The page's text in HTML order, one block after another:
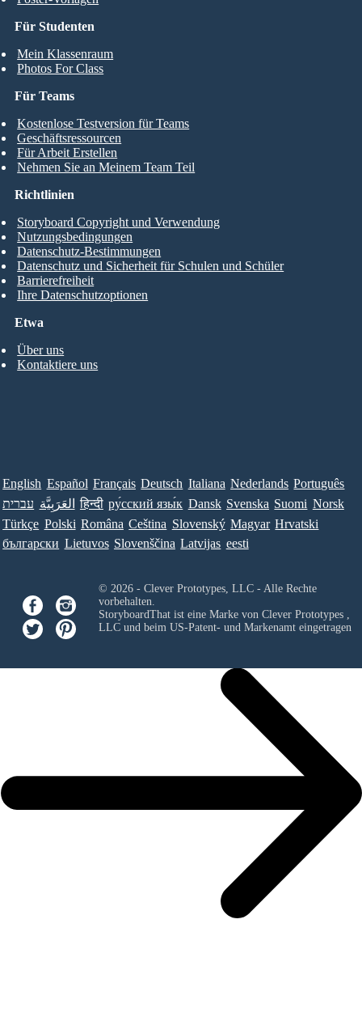
Für Studenten
Mein Klassenraum
Photos For Class
Für Teams
Kostenlose Testversion für Teams
Geschäftsressourcen
Für Arbeit Erstellen
Nehmen Sie an Meinem Team Teil
Etwa
Über uns
Kontaktiere uns
Richtlinien
Storyboard Copyright und Verwendung
Nutzungsbedingungen
Datenschutz-Bestimmungen
Datenschutz und Sicherheit für Schulen und Schüler
Barrierefreiheit
Ihre Datenschutzoptionen
English Español Français Deutsch Italiana Nederlands Português
עברית العَرَبِيَّة हिन्दी ру́сский язы́к Dansk Svenska Suomi Norsk
Türkçe Polski Româna Ceština Slovenský Magyar Hrvatski
български Lietuvos Slovenščina Latvijas eesti
© 2026 - Clever Prototypes, LLC - Alle Rechte
vorbehalten.
StoryboardThat ist eine Marke von Clever Prototypes ,
LLCund beim US-Patent- und Markenamt eingetragen